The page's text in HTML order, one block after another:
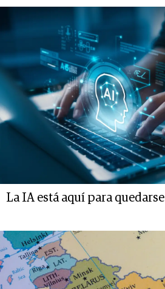
La IA está aquí para quedarse